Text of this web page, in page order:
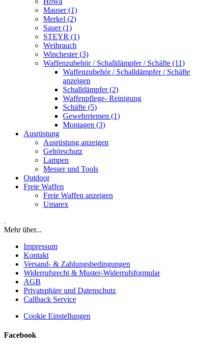
Mauser (1)
Merkel (2)
Sauer (1)
STEYR (1)
Weihrauch
Winchester (3)
Waffenzubehör / Schalldämpfer / Schäfte (11)
Waffenzubehör / Schalldämpfer / Schäfte
anzeigen
Schalldämpfer (2)
Waffenpflege- Reinigung
Schäfte (5)
Gewehrriemen (1)
Montagen (3)
Ausrüstung
Ausrüstung anzeigen
Gehörschutz
Lampen
Messer und Tools
Outdoor
Freie Waffen
Freie Waffen anzeigen
Umarex
.
Mehr über...
Impressum
Kontakt
Versand- & Zahlungsbedingungen
Widerrufsrecht & Muster-Widerrufsformular
AGB
Privatsphäre und Datenschutz
Callback Service
Cookie Einstellungen
Facebook